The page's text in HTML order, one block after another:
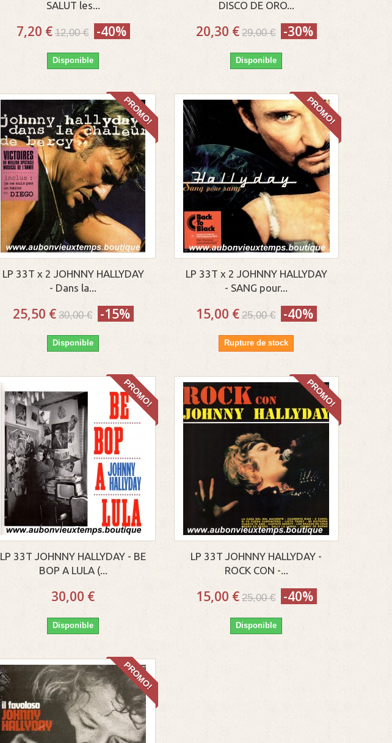
SALUT les...
7,20 € 12,00 € -40%
Disponible
DISCO DE ORO...
20,30 € 29,00 € -30%
Disponible
PROMO!
LP 33T x 2 JOHNNY HALLYDAY
- Dans la...
25,50 € 30,00 € -15%
Disponible
PROMO!
LP 33T x 2 JOHNNY HALLYDAY
- SANG pour...
15,00 € 25,00 € -40%
Rupture de stock
PROMO!
LP 33T JOHNNY HALLYDAY - BE
BOP A LULA (...
30,00 €
Disponible
PROMO!
LP 33T JOHNNY HALLYDAY -
ROCK CON -...
15,00 € 25,00 € -40%
Disponible
PROMO!